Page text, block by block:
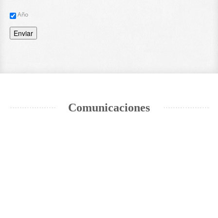
Año
Enviar
Comunicaciones